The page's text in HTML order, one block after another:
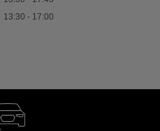
13:30 - 17:00